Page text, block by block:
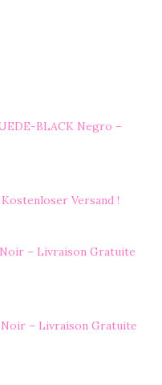
BLACK Negro –
Versand !
– Livraison Gratuite
Noir – Livraison Gratuite